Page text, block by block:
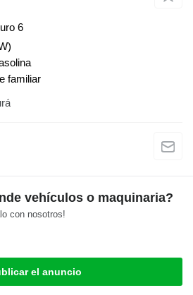
6
familiar
vehículos o maquinaria?
con nosotros!
el anuncio